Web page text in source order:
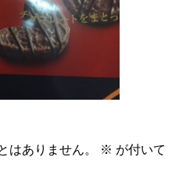
はありません。 ※ が付いて